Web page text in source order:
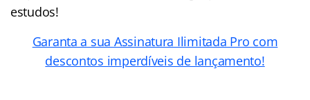
estudos!
Garanta a sua Assinatura Ilimitada Pro com
descontos imperdíveis de lançamento!